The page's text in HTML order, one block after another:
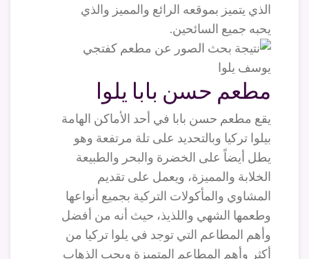
الذي يتميز بموقعه الرائع والمميز والذي
يحبه جميع السائحين.
مطعم حسن بابا يلوا
يقع مطعم حسن بابا في أحد الأماكن الهامة
بيلوا تركيا وبالتحديد على تلة مرتفعة وهو
يطل أيضاً على الخضرة والبحر والطبيعة
الخلابة والمميزة، ويعمل على تقديم
المشاوي والمأكولات التركية بجميع أنواعها
وطعمها الشهي واللذيذ، حيث أنه من أفضل
وأهم المطاعم التي توجد في يلوا تركيا من
أكثر وأهم المطاعم المتميزة ويحب الذهاب